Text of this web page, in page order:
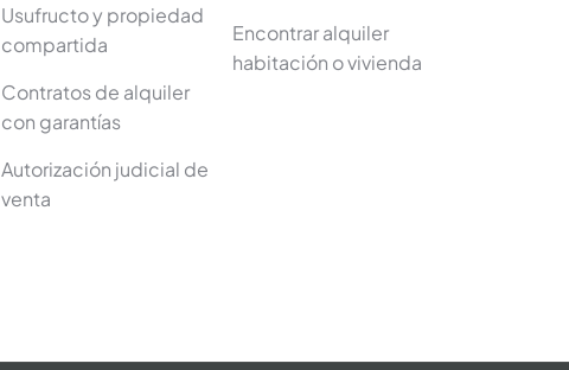
Usufructo y propiedad
compartida
Contratos de alquiler
con garantías
Autorización judicial de
venta
Encontrar alquiler
habitación o vivienda